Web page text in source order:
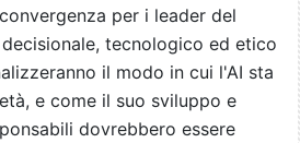
per i leader del
tecnologico ed etico
il modo in cui l'AI sta
e come il suo sviluppo e
dovrebbero essere